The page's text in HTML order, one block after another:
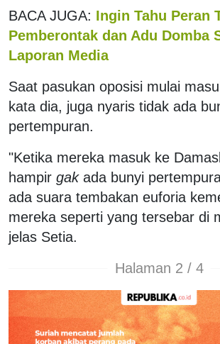
BACA JUGA: Ingin Tahu Peran
Pemberontak dan Adu Domba
Laporan Media
Saat pasukan oposisi mulai
kata dia, juga nyaris tidak ada
pertempuran.
"Ketika mereka masuk ke
hampir gakada bunyi
ada suara tembakan euforia
mereka seperti yang tersebar di
jelas Setia.
Halaman 2 / 4